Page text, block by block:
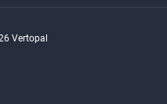
Vertopal